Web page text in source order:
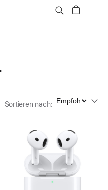
Sortieren nach: Sortieren nach